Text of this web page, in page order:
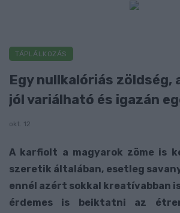
TÁPLÁLKOZÁS
Egy nullkalóriás zöldség,
jól variálható és igazán
okt. 12
A karfiolt a magyarok zöme is
szeretik általában, esetleg
ennél azért sokkal kreatívabban
érdemes is beiktatni az